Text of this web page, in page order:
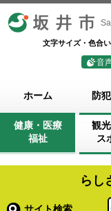
坂井市
文字サイズ・色合
音
ホーム 防
健康・医療
福祉
観
ス
らし